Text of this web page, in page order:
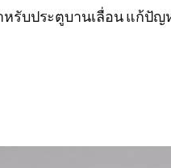
หรับประตูบานเลื่อน แก้ปัญ